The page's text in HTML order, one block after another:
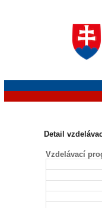
Detail
Vzdelávací